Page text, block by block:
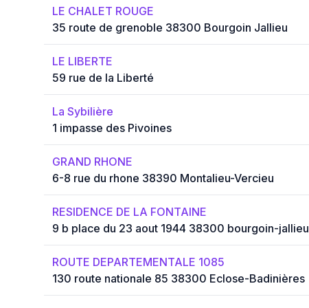
LE CHALET ROUGE
35 route de grenoble 38300 Bourgoin Jallieu
LE LIBERTE
59 rue de la Liberté
La Sybilière
1 impasse des Pivoines
GRAND RHONE
6-8 rue du rhone 38390 Montalieu-Vercieu
RESIDENCE DE LA FONTAINE
9 b place du 23 aout 1944 38300 bourgoin-jallieu
ROUTE DEPARTEMENTALE 1085
130 route nationale 85 38300 Eclose-Badinières